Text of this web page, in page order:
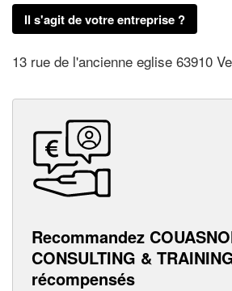
Il s'agit de votre entreprise ?
13 rue de l'ancienne eglise 63910
Recommandez
CONSULTING &
récompensés